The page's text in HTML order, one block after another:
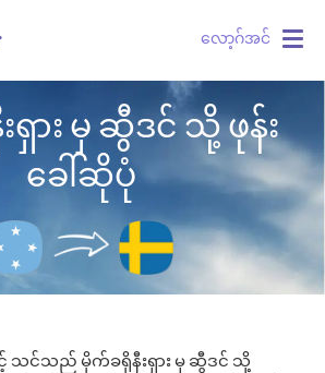
လော့ဂ်အင်
ား မှ ဆွီဒင် သို့ ဖုန်း
ခေါ်ဆိုပုံ
ြင့် သင်သည် မိုက်ခရိုနီးရှား မှ ဆွီဒင် သို့